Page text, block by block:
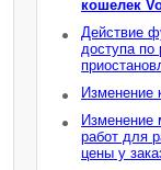
кошелек
Действие
доступа по
Изменение
Изменение
работ для
цены у